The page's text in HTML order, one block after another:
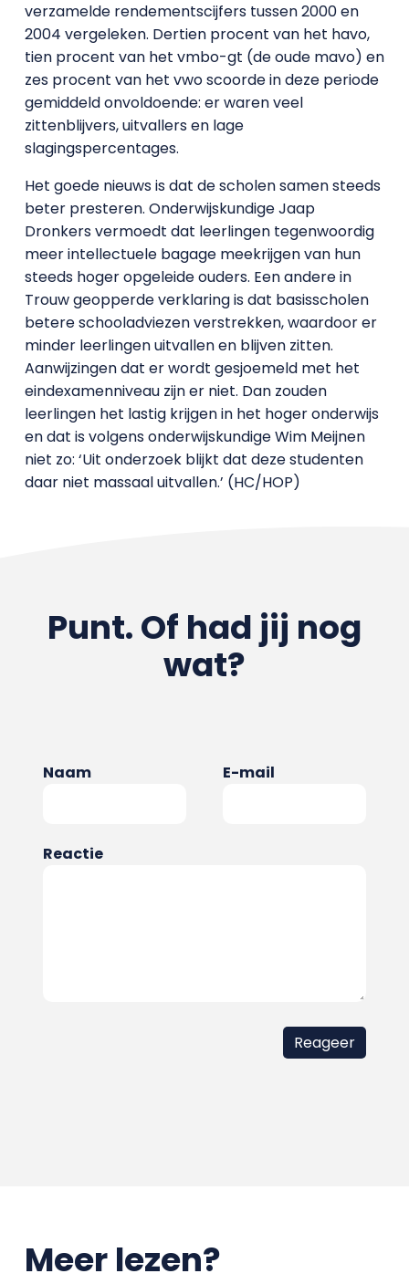
verzamelde rendementscijfers tussen 2000 en
2004 vergeleken. Dertien procent van het havo,
tien procent van het vmbo-gt (de oude mavo) en
zes procent van het vwo scoorde in deze periode
gemiddeld onvoldoende: er waren veel
zittenblijvers, uitvallers en lage
slagingspercentages.
Het goede nieuws is dat de scholen samen steeds
beter presteren. Onderwijskundige Jaap
Dronkers vermoedt dat leerlingen tegenwoordig
meer intellectuele bagage meekrijgen van hun
steeds hoger opgeleide ouders. Een andere in
Trouw geopperde verklaring is dat basisscholen
betere schooladviezen verstrekken, waardoor er
minder leerlingen uitvallen en blijven zitten.
Aanwijzingen dat er wordt gesjoemeld met het
eindexamenniveau zijn er niet. Dan zouden
leerlingen het lastig krijgen in het hoger onderwijs
en dat is volgens onderwijskundige Wim Meijnen
niet zo: ‘Uit onderzoek blijkt dat deze studenten
daar niet massaal uitvallen.’ (HC/HOP)
Punt. Of had jij nog
wat?
Naam E-mail
Reactie
Meer lezen?